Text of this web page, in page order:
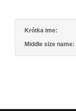
Krótka ime:
Middle size name: